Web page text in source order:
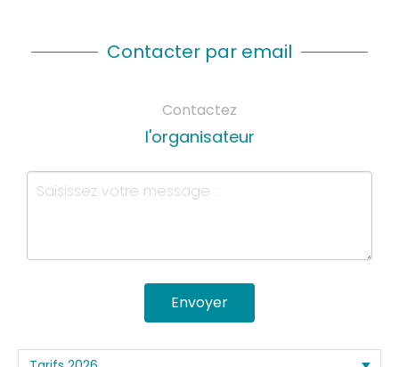
Contacter par email
Contactez
l'organisateur
Envoyer